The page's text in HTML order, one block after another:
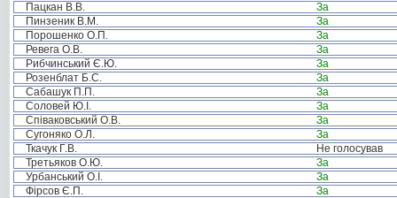
Пацкан В.В.
За
Пинзеник В.М.
За
Порошенко О.П.
За
Ревега О.В.
За
Рибчинський Є.Ю.
За
Розенблат Б.С.
За
Сабашук П.П.
За
Соловей Ю.І.
За
Співаковський О.В.
За
Сугоняко О.Л.
За
Ткачук Г.В.
Не голосував
Третьяков О.Ю.
За
Урбанський О.І.
За
Фірсов Є.П.
За